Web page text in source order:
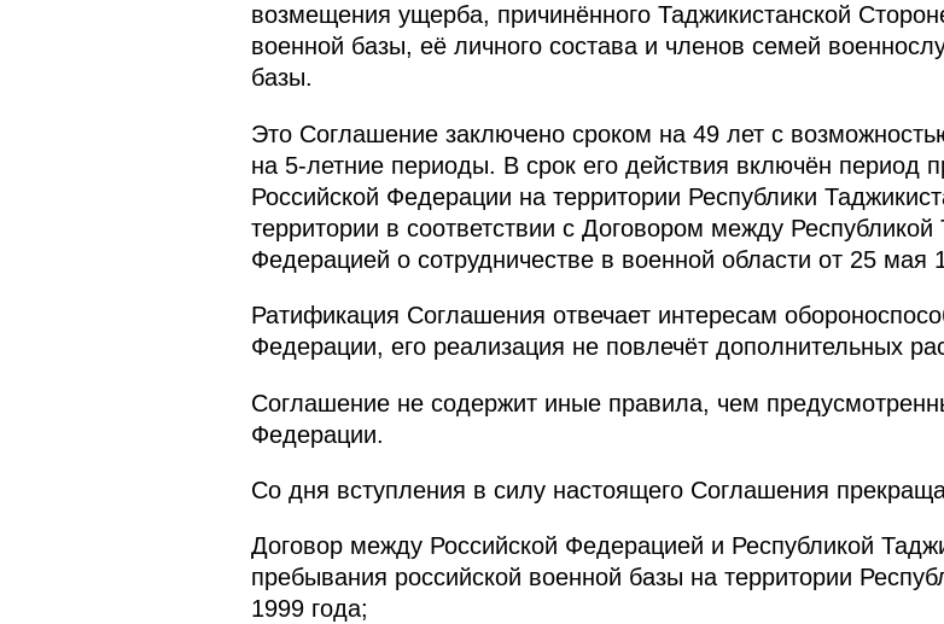
возмещения ущерба, причинённого Таджикистанской
военной базы, её личного состава и членов семей
базы.
Это Соглашение заключено сроком на 49 лет с
на 5-летние периоды. В срок его действия включён период
Российской Федерации на территории Республики
территории в соответствии с Договором между Республикой
Федерацией о сотрудничестве в военной области от 25 мая
Ратификация Соглашения отвечает интересам
Федерации, его реализация не повлечёт дополнительных
Соглашение не содержит иные правила, чем
Федерации.
Со дня вступления в силу настоящего Соглашения
Договор между Российской Федерацией и Республикой
пребывания российской военной базы на территории
1999 года;